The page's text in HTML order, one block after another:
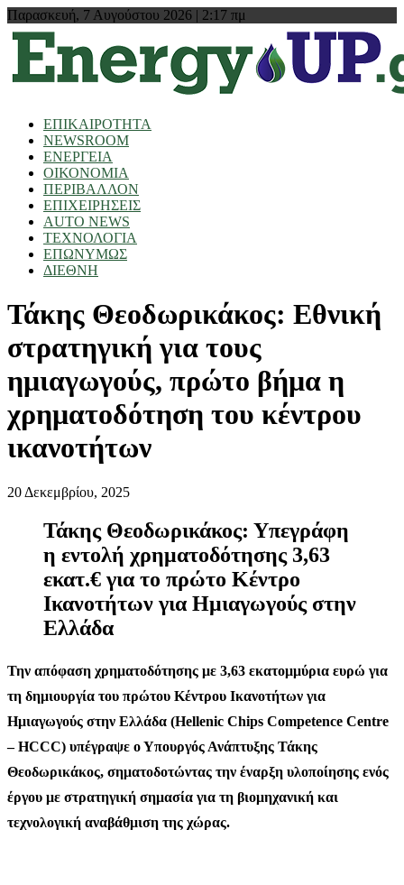
Παρασκευή, 7 Αυγούστου 2026 | 2:17 πμ
ΕΠΙΚΑΙΡΟΤΗΤΑ
NEWSROOM
ΕΝΕΡΓΕΙΑ
ΟΙΚΟΝΟΜΙΑ
ΠΕΡΙΒΑΛΛΟΝ
ΕΠΙΧΕΙΡΗΣΕΙΣ
AUTO NEWS
ΤΕΧΝΟΛΟΓΙΑ
ΕΠΩΝΥΜΩΣ
ΔΙΕΘΝΗ
Τάκης Θεοδωρικάκος: Εθνική
στρατηγική για τους
ημιαγωγούς, πρώτο βήμα η
χρηματοδότηση του κέντρου
ικανοτήτων
20 Δεκεμβρίου, 2025
Τάκης Θεοδωρικάκος: Υπεγράφη
η εντολή χρηματοδότησης 3,63
εκατ.€ για το πρώτο Κέντρο
Ικανοτήτων για Ημιαγωγούς στην
Ελλάδα
Την απόφαση χρηματοδότησης με 3,63 εκατομμύρια ευρώ για
τη δημιουργία του πρώτου Κέντρου Ικανοτήτων για
Ημιαγωγούς στην Ελλάδα (Hellenic Chips Competence Centre
– HCCC) υπέγραψε ο Υπουργός Ανάπτυξης Τάκης
Θεοδωρικάκος, σηματοδοτώντας την έναρξη υλοποίησης ενός
έργου με στρατηγική σημασία για τη βιομηχανική και
τεχνολογική αναβάθμιση της χώρας.